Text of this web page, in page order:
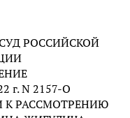
РОССИЙСКОЙ
г. N 2157-О
К РАССМОТРЕНИЮ